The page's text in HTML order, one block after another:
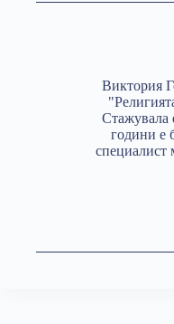
Виктория
Стажувала
години е
специалист